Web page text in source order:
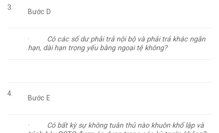
3.
Bước D
· Có các số dư phải trả nội bộ và phải trả khác ngắn
hạn, dài hạn trọng yếu bằng ngoại tệ không?
4.
Bước E
· Có bất kỳ sự không tuân thủ nào khuôn khổ lập và